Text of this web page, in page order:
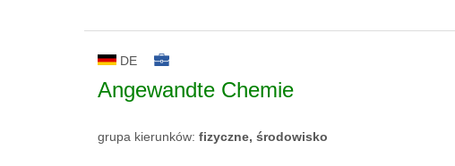
DE
Angewandte Chemie
grupa kierunków: fizyczne, środowisko